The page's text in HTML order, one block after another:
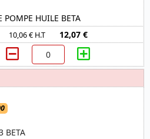
POMPE HUILE BETA
10,06 € H.T 12,07 €
BETA